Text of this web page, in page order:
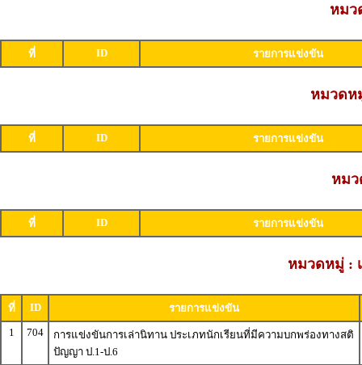
หมว
ที่ ID รายการแข่งขัน
หมวดห
ที่ ID รายการแข่งขัน
หม
ที่ ID รายการแข่งขัน
หมวดหมู่ :
ที่ ID
รายการแข่งขัน
1
704
การแข่งขันการเล่านิทาน ประเภทนักเรียนที่มีความบกพร่องทางสติ
ปัญญา ป.1-ป.6